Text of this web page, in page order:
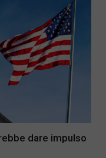
dare impulso